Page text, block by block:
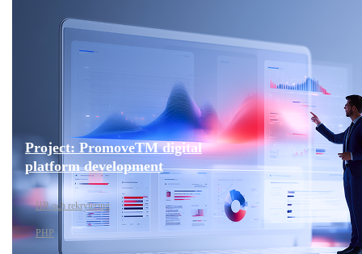
Project: PromoveTM digital
platform development
HR och rekrytering
PHP